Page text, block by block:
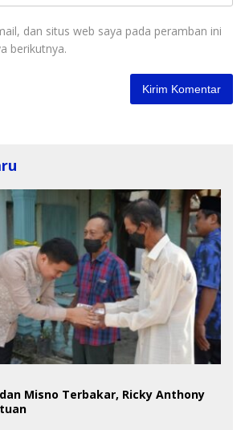
dan situs web saya pada peramban ini
berikutnya.
Misno Terbakar, Ricky Anthony